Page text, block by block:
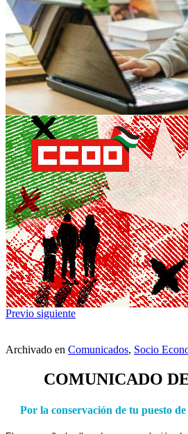
Previo siguiente
Archivado en Comunicados, Socio
COMUNICADO
Por la conservación de tu puesto